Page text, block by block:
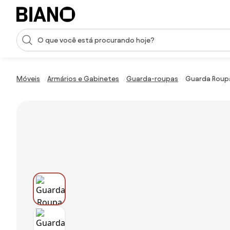
Saltar para o conteúdo
Entrada de pesquisa
Móveis Armários e Gabinetes Guarda-roupas Guarda